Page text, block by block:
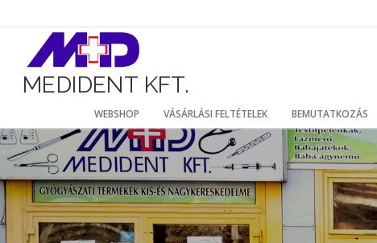
a
tartalomhoz
MEDIDENT KFT.
WEBSHOP VÁSÁRLÁSI FELTÉTELEK BEMUTATKOZÁS